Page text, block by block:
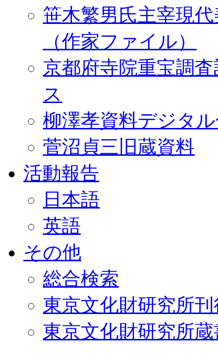
笹木繁男氏主宰現
（作家ファイル）
京都府寺院重宝調
ス
柳澤孝資料デジタ
菅沼貞三旧蔵資料
活動報告
日本語
英語
その他
総合検索
東京文化財研究所
東京文化財研究所